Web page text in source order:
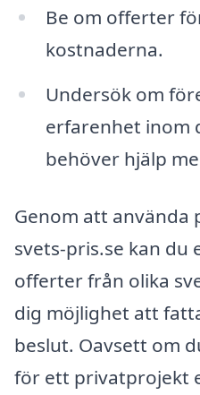
Be om offerter
kostnaderna.
Undersök om
erfarenhet inom
behöver hjälp
Genom att använda
svets-pris.se kan du
offerter från olika
dig möjlighet att
beslut. Oavsett om
för ett privatprojekt